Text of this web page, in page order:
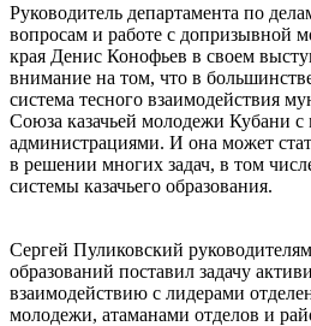
Руководитель департамента по
вопросам и работе с допризывной
края Денис Конофьев в своем
внимание на том, что в
система тесного взаимодействия
Союза казачьей молодежи Кубани
администрациями. И она может
в решении многих задач, в том
системы казачьего образования.
Сергей Пуликовский
образований поставил задачу
взаимодействию с лидерами
молодежи, атаманами отделов и